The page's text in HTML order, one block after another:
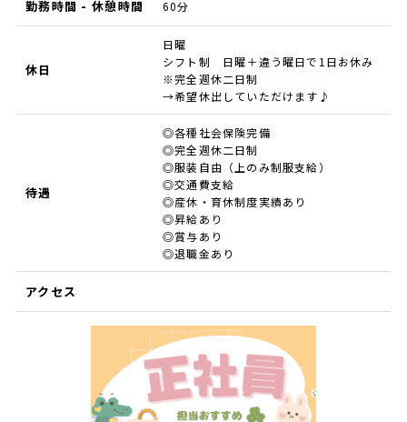
勤務時間 - 休憩時間 60分
休日
日曜
シフト制 日曜＋違う曜日で1日お休み
※完全週休二日制
→希望休出していただけます♪
待遇
◎各種社会保険完備
◎完全週休二日制
◎服装自由（上のみ制服支給）
◎交通費支給
◎産休・育休制度実績あり
◎昇給あり
◎賞与あり
◎退職金あり
アクセス